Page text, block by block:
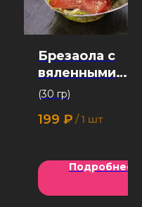
Брезаола с
вяленными
томатами 30 г
(30 гр)
199 ₽ / 1 шт
Подробнее